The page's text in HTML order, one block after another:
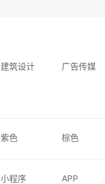
建筑设计 广告传媒
紫色 棕色
小程序 APP